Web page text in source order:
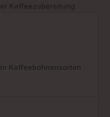
Kaffeezubereitung
Kaffeebohnensorten